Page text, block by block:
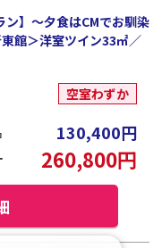
】～夕食はCMでお馴染
館＞洋室ツイン33㎡／
空室わずか
130,400円
260,800円